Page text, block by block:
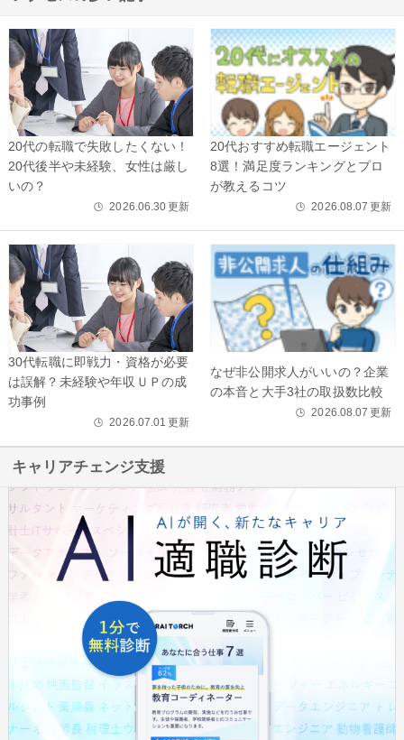
20代の転職で失敗したくない！
20代後半や未経験、女性は厳し
いの？
🕒 2026.06.30更新
20代おすすめ転職エージェント
8選！満足度ランキングとプロ
が教えるコツ
🕒 2026.08.07 更新
30代転職に即戦力・資格が必要
は誤解？未経験や年収ＵＰの成
功事例
🕒 2026.07.01 更新
なぜ非公開求人がいいの？企業
の本音と大手3社の取扱数比較
🕒 2026.08.07 更新
キャリアチェンジ支援